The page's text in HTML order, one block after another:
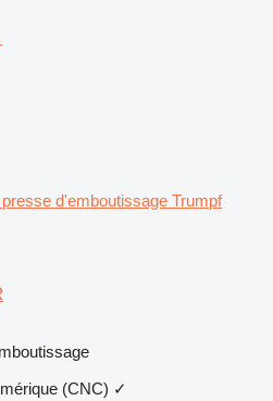
presse d'emboutissage Trumpf
(CNC) ✓